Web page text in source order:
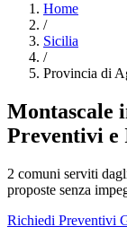
Home
/
Sicilia
/
Provincia di
Montascale
Preventivi
2 comuni serviti
proposte senza
Richiedi Preventivi